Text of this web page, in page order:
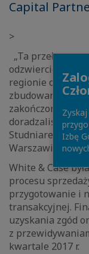
Capital
>
„Ta
odzwierciedla
regionie oraz
zbudowane na
zakończonych
doradzaliśmy
Studniarek,
Warszawie.
White & Case
procesu
przygotowanie i
transakcyjnej.
uzyskania zgód
z
kwartale 2017 r.
Izbę